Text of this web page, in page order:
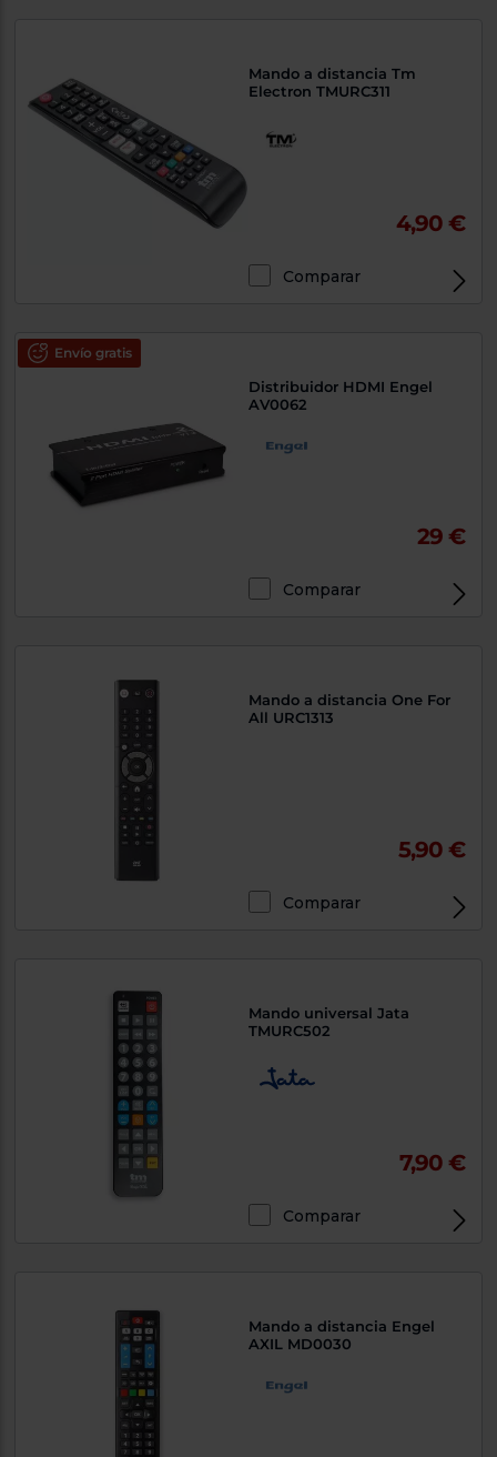
Mando a distancia Tm
Electron TMURC311
4,90 €
Comparar
Envío gratis
Distribuidor HDMI Engel
AV0062
29 €
Comparar
Mando a distancia One For
All URC1313
5,90 €
Comparar
Mando universal Jata
TMURC502
7,90 €
Comparar
Mando a distancia Engel
AXIL MD0030